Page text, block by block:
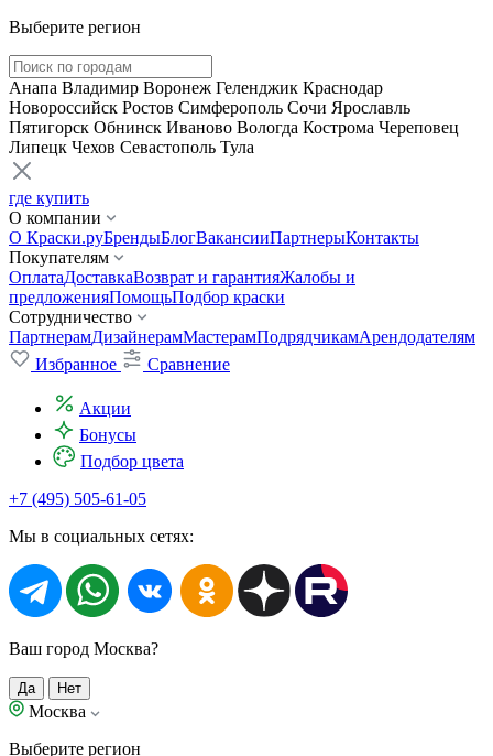
Выберите регион
Анапа Владимир Воронеж Геленджик Краснодар
Новороссийск Ростов Симферополь Сочи Ярославль
Пятигорск Обнинск Иваново Вологда Кострома Череповец
Липецк Чехов Севастополь Тула
где купить
О компании
О Краски.руБрендыБлогВакансииПартнерыКонтакты
Покупателям
ОплатаДоставкаВозврат и гарантияЖалобы и
предложенияПомощьПодбор краски
Сотрудничество
ПартнерамДизайнерамМастерамПодрядчикамАрендодателям
Избранное
Сравнение
Акции
Бонусы
Подбор цвета
+7 (495) 505-61-05
Мы в социальных сетях:
Ваш город Москва?
Да Нет
Москва
Выберите регион